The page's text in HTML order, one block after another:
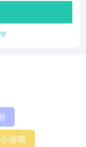
游戏